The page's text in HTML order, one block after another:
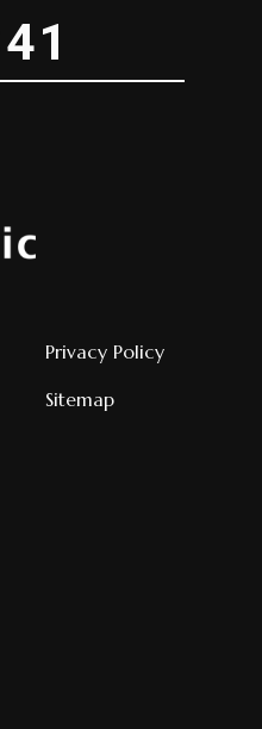
Privacy Policy
Sitemap